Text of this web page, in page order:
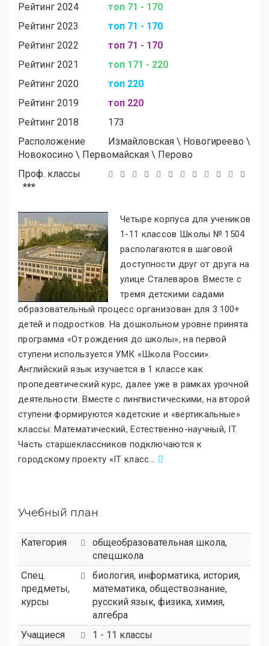
Рейтинг 2024
топ 71 - 170
Рейтинг 2023
топ 71 - 170
Рейтинг 2022
топ 71 - 170
Рейтинг 2021
топ 171 - 220
Рейтинг 2020
топ 220
Рейтинг 2019
топ 220
Рейтинг 2018
173
Расположение
Измайловская \ Новогиреево \
Новокосино \ Первомайская \ Перово
Проф. классы
***
Четыре корпуса для учеников
1-11 классов Школы № 1504
располагаются в шаговой
доступности друг от друга на
улице Сталеваров. Вместе с
тремя детскими садами
образовательный процесс организован для 3.100+
детей и подростков. На дошкольном уровне принята
программа «От рождения до школы», на первой
ступени используется УМК «Школа России».
Английский язык изучается в 1 классе как
пропедевтический курс, далее уже в рамках урочной
деятельности. Вместе с лингвистическими, на второй
ступени формируются кадетские и «вертикальные»
классы: Математический, Естественно-научный, IT.
Часть старшеклассников подключаются к
городскому проекту «IT класс...
Учебный план
Категория общеобразовательная школа,
спецшкола
Спец.
предметы,
курсы
биология, информатика, история,
математика, обществознание,
русский язык, физика, химия,
алгебра
Учащиеся
1 - 11 классы